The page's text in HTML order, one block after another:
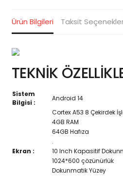
Ürün Bilgileri Taksit
TEKNİK
Sistem
Bilgisi :
Android 14
Cortex A53 8 Çekirdek
4GB RAM
64GB Hafıza
.
Ekran :
10 Inch Kapasitif
1024*600 çözünürlük
Dokunmatik Yüzey